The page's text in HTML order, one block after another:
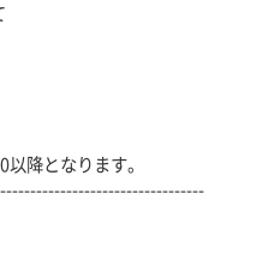
降となります。